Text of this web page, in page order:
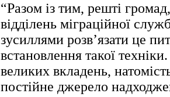
“Разом із тим, решті
відділень міграційної
зусиллями розв’язати це
встановлення такої
великих вкладень,
постійне джерело